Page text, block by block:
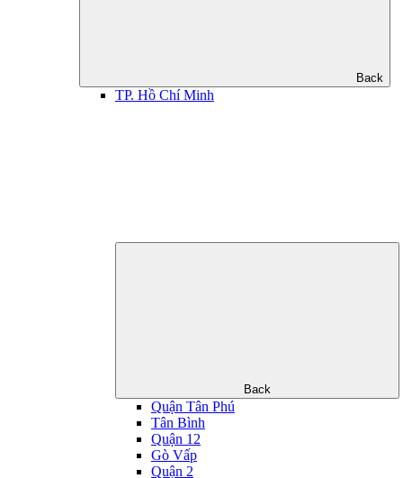
Back
TP. Hồ Chí Minh
Back
Quận Tân Phú
Tân Bình
Quận 12
Gò Vấp
Quận 2